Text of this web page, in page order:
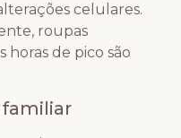
celulares.
roupas
horas de pico são
familiar